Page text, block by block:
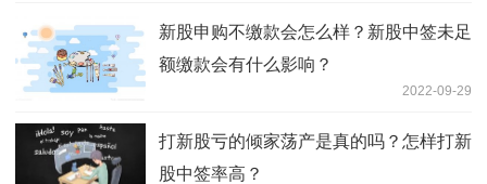
新股申购不缴款会怎么样？新股中签未足
额缴款会有什么影响？
2022-09-29
打新股亏的倾家荡产是真的吗？怎样打新
股中签率高？